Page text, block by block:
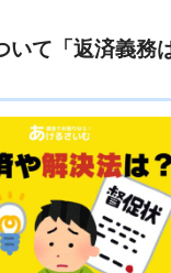
いて「返済義務